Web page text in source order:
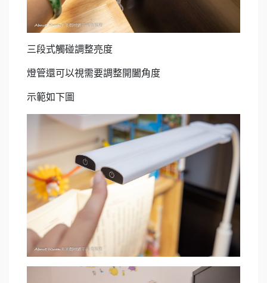
三段式觸碰調整亮度
燈管還可以視需要調整開闔角度
示範如下圖